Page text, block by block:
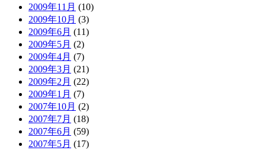
2009年11月 (10)
2009年10月 (3)
2009年6月 (11)
2009年5月 (2)
2009年4月 (7)
2009年3月 (21)
2009年2月 (22)
2009年1月 (7)
2007年10月 (2)
2007年7月 (18)
2007年6月 (59)
2007年5月 (17)